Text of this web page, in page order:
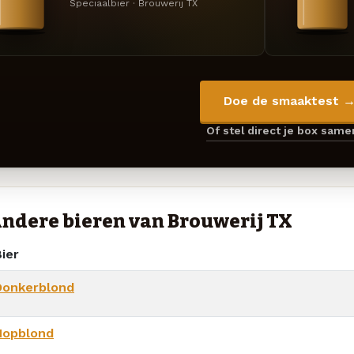
Speciaalbier · Brouwerij TX
Doe de smaaktest →
Of stel direct je box
bieren van Brouwerij TX